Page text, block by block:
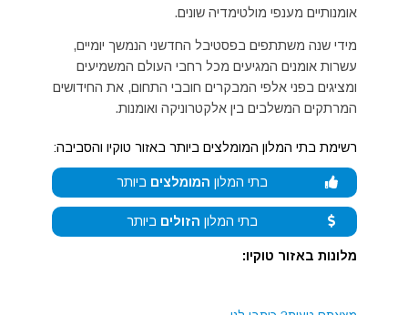
אומנותיים מענפי מולטימדיה שונים.
מידי שנה משתתפים בפסטיבל החדשני הנמשך יומיים,
עשרות אומנים המגיעים מכל רחבי העולם המשמיעים
ומציגים בפני אלפי המבקרים חובבי התחום, את החידושים
המרתקים המשלבים בין אלקטרוניקה ואומנות.
רשימת בתי המלון המומלצים ביותר באזור טוקיו והסביבה:
בתי המלון המומלצים ביותר
בתי המלון הזולים ביותר
מלונות באזור טוקיו: